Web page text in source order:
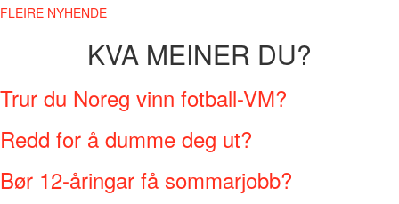
FLEIRE NYHENDE
KVA MEINER DU?
Trur du Noreg vinn fotball-VM?
Redd for å dumme deg ut?
Bør 12-åringar få sommarjobb?